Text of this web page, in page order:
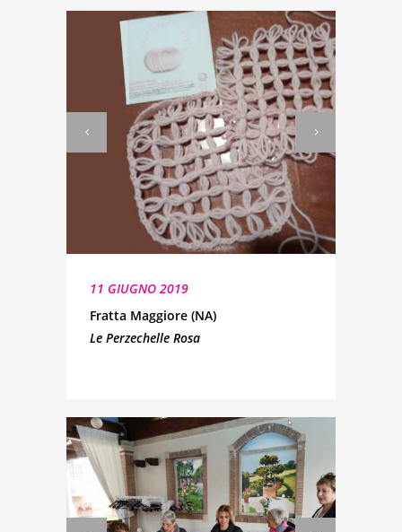
11 GIUGNO 2019
Fratta Maggiore (NA)
Le Perzechelle Rosa